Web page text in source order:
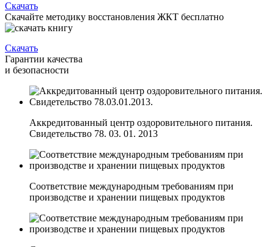
Скачать
Скачайте методику восстановления ЖКТ бесплатно
Скачать
Гарантии качества
и безопасности
Аккредитованный центр оздоровительного питания.
Свидетельство 78. 03. 01. 2013
Соответствие международным требованиям при
производстве и хранении пищевых продуктов